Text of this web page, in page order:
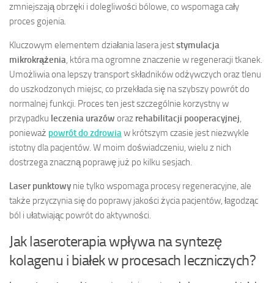
zmniejszają obrzęki i dolegliwości bólowe, co wspomaga cały
proces gojenia.
Kluczowym elementem działania lasera jeststymulacja
mikrokrążenia, która ma ogromne znaczenie w regeneracji tkanek.
Umożliwia ona lepszy transport składników odżywczych oraz tlenu
do uszkodzonych miejsc, co przekłada się na szybszy powrót do
normalnej funkcji. Proces ten jest szczególnie korzystny w
przypadku leczenia urazów oraz rehabilitacji pooperacyjnej,
ponieważ powrót do zdrowiaw krótszym czasie jest niezwykle
istotny dla pacjentów. W moim doświadczeniu, wielu z nich
dostrzega znaczną poprawę już po kilku sesjach.
Laser punktowy nie tylko wspomaga procesy regeneracyjne, ale
także przyczynia się do poprawy jakości życia pacjentów, łagodząc
ból i ułatwiając powrót do aktywności.
Jak laseroterapia wpływa na syntezę
kolagenu i białek w procesach leczniczych?